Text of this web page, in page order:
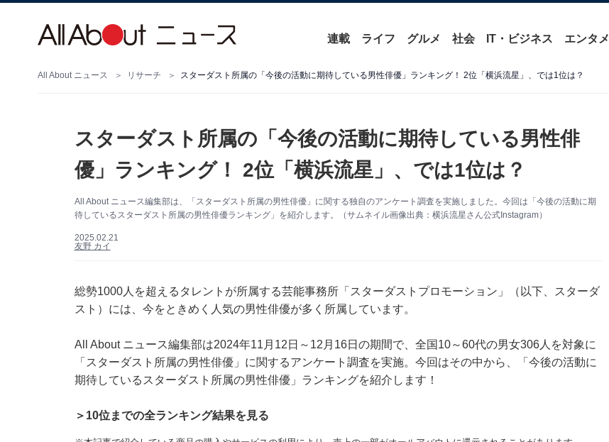
連載 ライフ グルメ 社会 IT・ビジネス エンタメ
All About ニュース リサーチ スターダスト所属の「今後の活動に期待している男性俳優」ランキング！ 2位「横浜流星」、では1位は？
スターダスト所属の「今後の活動に期待している男性俳
優」ランキング！ 2位「横浜流星」、では1位は？
All About ニュース編集部は、「スターダスト所属の男性俳優」に関する独自のアンケート調査を実施しました。今回は「今後の活動に期
待しているスターダスト所属の男性俳優ランキング」を紹介します。（サムネイル画像出典：横浜流星さん公式Instagram）
2025.02.21
友野 カイ
総勢1000人を超えるタレントが所属する芸能事務所「スターダストプロモーション」（以下、スターダ
スト）には、今をときめく人気の男性俳優が多く所属しています。
All About ニュース編集部は2024年11月12日～12月16日の期間で、全国10～60代の男女306人を対象に
「スターダスト所属の男性俳優」に関するアンケート調査を実施。今回はその中から、「今後の活動に
期待しているスターダスト所属の男性俳優」ランキングを紹介します！
＞10位までの全ランキング結果を見る